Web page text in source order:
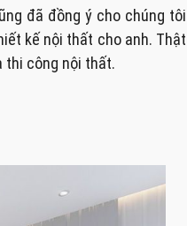
đã đồng ý cho chúng tôi
kế nội thất cho anh. Thật
thi công nội thất.